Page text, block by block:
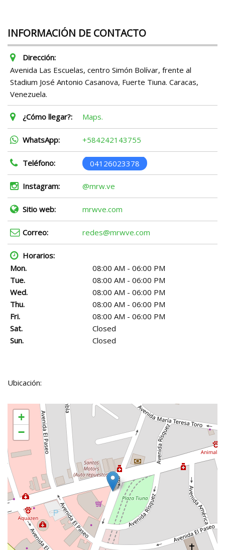
INFORMACIÓN DE CONTACTO
Dirección:
Avenida Las Escuelas, centro Simón Bolívar, frente al
Stadium José Antonio Casanova, Fuerte Tiuna. Caracas,
Venezuela.
¿Cómo llegar?: Maps.
WhatsApp: +584242143755
Teléfono: 04126023378
Instagram: @mrw.ve
Sitio web: mrwve.com
Correo: redes@mrwve.com
Horarios:
Mon.
08:00 AM - 06:00 PM
Tue.
08:00 AM - 06:00 PM
Wed.
08:00 AM - 06:00 PM
Thu.
08:00 AM - 06:00 PM
Fri.
08:00 AM - 06:00 PM
Sat.
Closed
Sun.
Closed
Ubicación:
+
−